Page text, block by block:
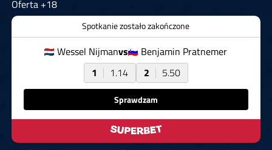
Oferta +18
Spotkanie zostało zakończone
Wessel Nijmanvs
Benjamin Pratnemer
1
1.14 2 5.50
Sprawdzam